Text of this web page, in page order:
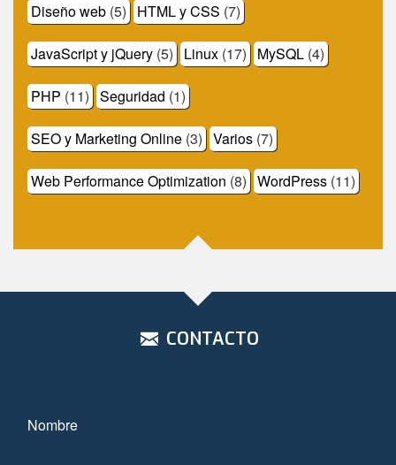
Diseño web (5) HTML y CSS (7)
JavaScript y jQuery (5) Linux (17) MySQL (4)
PHP (11) Seguridad (1)
SEO y Marketing Online (3) Varios (7)
Web Performance Optimization (8) WordPress (11)
CONTACTO
Nombre